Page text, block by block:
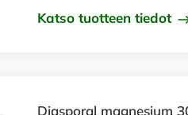
Katso tuotteen tiedot
Diasporal magnesium